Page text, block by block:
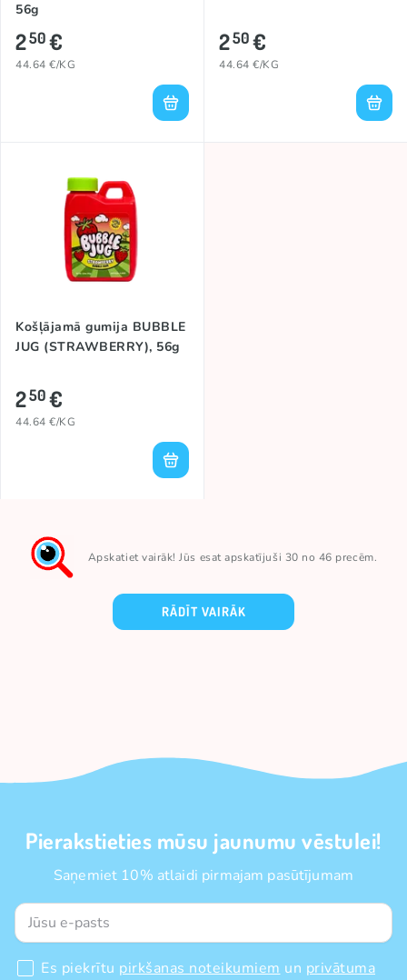
56g
250€
44.64 €/KG
250€
44.64 €/KG
Košļājamā gumija BUBBLE
JUG (STRAWBERRY), 56g
250€
44.64 €/KG
Apskatiet vairāk! Jūs esat apskatījuši 30 no 46 precēm.
RĀDĪT VAIRĀK
Pierakstieties mūsu jaunumu vēstulei!
Saņemiet 10% atlaidi pirmajam pasūtījumam
Es piekrītu pirkšanas noteikumiem un privātuma